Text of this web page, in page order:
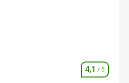
5,0/ 5
Ocena
4,1 / 5